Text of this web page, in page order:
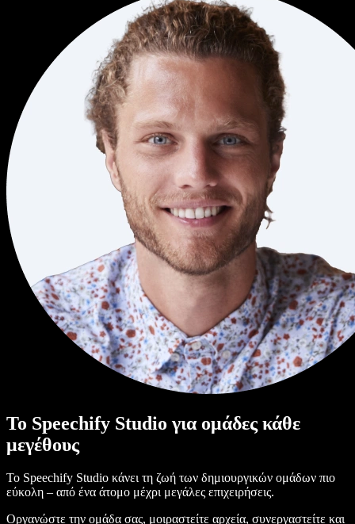
Το Speechify Studio για ομάδες κάθε
μεγέθους
Το Speechify Studio κάνει τη ζωή των δημιουργικών ομάδων πιο
εύκολη – από ένα άτομο μέχρι μεγάλες επιχειρήσεις.
Οργανώστε την ομάδα σας, μοιραστείτε αρχεία, συνεργαστείτε και